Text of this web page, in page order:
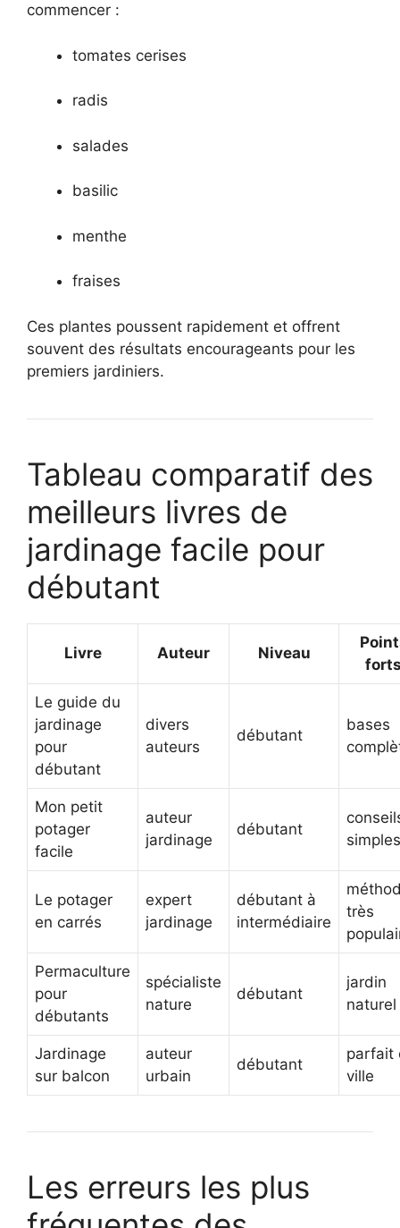
commencer :
tomates cerises
radis
salades
basilic
menthe
fraises
Ces plantes poussent rapidement et offrent
souvent des résultats encourageants pour les
premiers jardiniers.
Tableau comparatif des
meilleurs livres de
jardinage facile pour
débutant
Livre Auteur Niveau
Le guide du
jardinage
pour
débutant
divers
auteurs
débutant
bases
Mon petit
potager
facile
auteur
jardinage
débutant
simples
Le potager
en carrés
expert
jardinage
débutant à
intermédiaire
très
Permaculture
pour
débutants
spécialiste
nature
débutant
jardin
naturel
Jardinage
sur balcon
auteur
urbain
débutant
parfait
ville
Les erreurs les plus